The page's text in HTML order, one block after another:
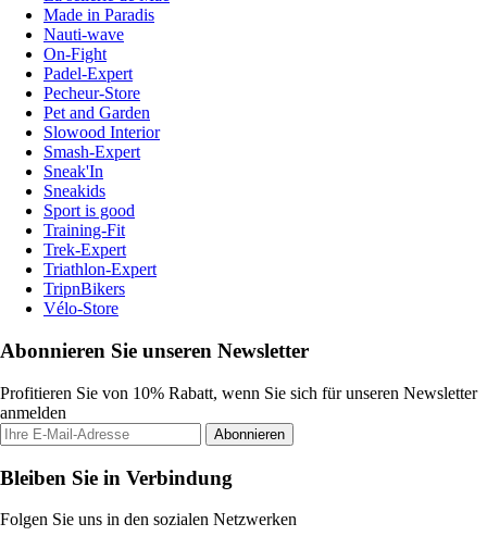
Made in Paradis
Nauti-wave
On-Fight
Padel-Expert
Pecheur-Store
Pet and Garden
Slowood Interior
Smash-Expert
Sneak'In
Sneakids
Sport is good
Training-Fit
Trek-Expert
Triathlon-Expert
TripnBikers
Vélo-Store
Abonnieren Sie unseren Newsletter
Profitieren Sie von 10% Rabatt, wenn Sie sich für unseren Newsletter
anmelden
Abonnieren
Bleiben Sie in Verbindung
Folgen Sie uns in den sozialen Netzwerken